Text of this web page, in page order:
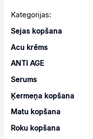
Kategorijas:
Sejas kopšana
Acu krēms
ANTI AGE
Serums
Ķermeņa kopšana
Matu kopšana
Roku kopšana